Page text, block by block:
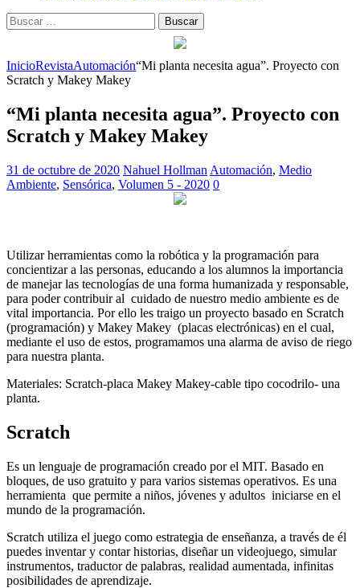
Buscar:
InicioRevistaAutomación“Mi planta necesita agua”. Proyecto con
Scratch y Makey Makey
“Mi planta necesita agua”. Proyecto con
Scratch y Makey Makey
31 de octubre de 2020 Nahuel Hollman Automación, Medio
Ambiente, Sensórica, Volumen 5 - 2020 0
Utilizar herramientas como la robótica y la programación para
concientizar a las personas, educando a los alumnos la importancia
de manejar las tecnologías de una forma humanizada y responsable,
para poder contribuir al cuidado de nuestro medio ambiente es de
vital importancia. Por ello les traigo un proyecto basado en Scratch
(programación) y Makey Makey (placas electrónicas) en el cual,
mediante el uso de estos, programamos una alarma de aviso de riego
para nuestra planta.
Materiales: Scratch-placa Makey Makey-cable tipo cocodrilo- una
planta.
Scratch
Es un lenguaje de programación creado por el MIT. Basado en
bloques, de uso gratuito y para varios sistemas operativos. Es una
herramienta que permite a niños, jóvenes y adultos iniciarse en el
mundo de la programación.
Scratch utiliza el juego como estrategia de enseñanza, a través de él
puedes inventar y contar historias, diseñar un videojuego, simular
instrumentos, traductor de palabras, realidad aumentada, infinitas
posibilidades de aprendizaje.